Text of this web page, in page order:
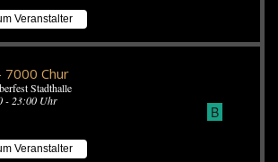
Veranstalter
7000 Chur
Stadthalle
- 23:00 Uhr
Veranstalter
B